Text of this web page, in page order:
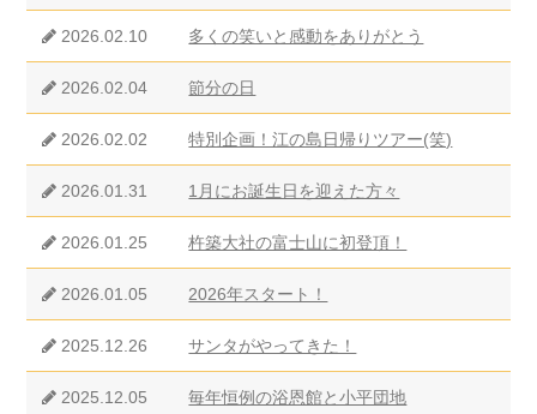
2026.02.10 多くの笑いと感動をありがとう
2026.02.04 節分の日
2026.02.02 特別企画！江の島日帰りツアー(笑)
2026.01.31 1月にお誕生日を迎えた方々
2026.01.25 杵築大社の富士山に初登頂！
2026.01.05 2026年スタート！
2025.12.26 サンタがやってきた！
2025.12.05 毎年恒例の浴恩館と小平団地